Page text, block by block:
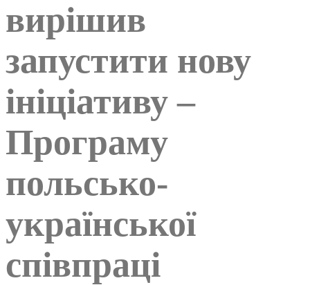
вирішив
запустити нову
ініціативу –
Програму
польсько-
української
співпраці